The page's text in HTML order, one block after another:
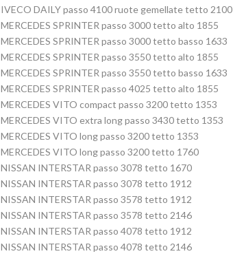
IVECO DAILY passo 4100 ruote gemellate tetto 2100
MERCEDES SPRINTER passo 3000 tetto alto 1855
MERCEDES SPRINTER passo 3000 tetto basso 1633
MERCEDES SPRINTER passo 3550 tetto alto 1855
MERCEDES SPRINTER passo 3550 tetto basso 1633
MERCEDES SPRINTER passo 4025 tetto alto 1855
MERCEDES VITO compact passo 3200 tetto 1353
MERCEDES VITO extra long passo 3430 tetto 1353
MERCEDES VITO long passo 3200 tetto 1353
MERCEDES VITO long passo 3200 tetto 1760
NISSAN INTERSTAR passo 3078 tetto 1670
NISSAN INTERSTAR passo 3078 tetto 1912
NISSAN INTERSTAR passo 3578 tetto 1912
NISSAN INTERSTAR passo 3578 tetto 2146
NISSAN INTERSTAR passo 4078 tetto 1912
NISSAN INTERSTAR passo 4078 tetto 2146